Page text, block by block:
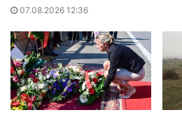
07.08.2026 12:36